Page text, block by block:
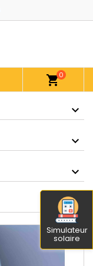
shopping_cart0
Simulateur
solaire